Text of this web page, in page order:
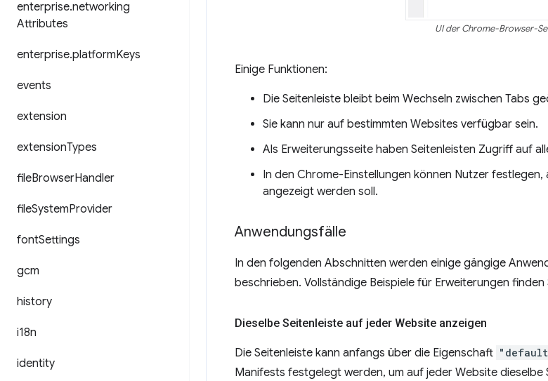
enterprise.networking
Attributes
enterprise.platformKeys
events
extension
extensionTypes
fileBrowserHandler
fileSystemProvider
fontSettings
gcm
history
i18n
identity
UI der Chrome-Browser-
Einige Funktionen:
Die Seitenleiste bleibt beim Wechseln zwischen Tabs
Sie kann nur auf bestimmten Websites verfügbar sein.
Als Erweiterungsseite haben Seitenleisten Zugriff auf
In den Chrome-Einstellungen können Nutzer
angezeigt werden soll.
Anwendungsfälle
In den folgenden Abschnitten werden einige gängige
beschrieben. Vollständige Beispiele für Erweiterungen finden
Dieselbe Seitenleiste auf jeder Website anzeigen
Die Seitenleiste kann anfangs über die Eigenschaft
Manifests festgelegt werden, um auf jeder Website dieselbe